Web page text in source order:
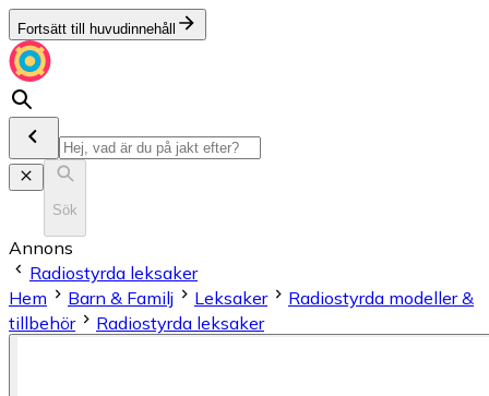
Fortsätt till huvudinnehåll
Sök
Annons
Radiostyrda leksaker
Hem
Barn & Familj Leksaker
Radiostyrda modeller &
tillbehör
Radiostyrda leksaker